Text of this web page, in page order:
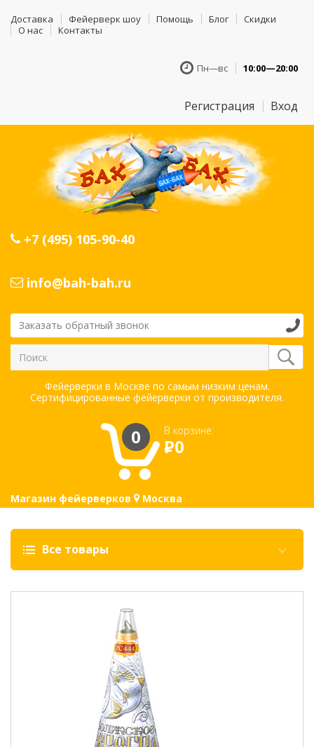
Доставка Фейерверк шоу Помощь Блог
Скидки
О нас
Контакты
Пн—вс 10:00—20:00
Регистрация Вход
+7 (495) 105-90-40
info@bah-bah.ru
Заказать обратный звонок
Фейерверки в Москве по самым низким ценам.
Сертифицированные фейерверки от производителя.
0 В корзине:
Р0
Магазин фейерверков Москва
Все товары